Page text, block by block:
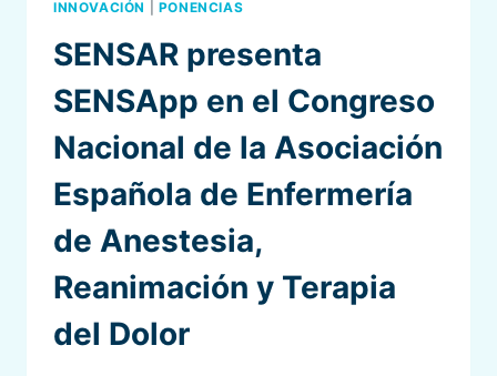
ANIVERSARIO
SENSAR.
29
Y
30
DE
NOVIEMBRE
DE
2019
INNOVACIÓN
PONENCIAS
SENSAR presenta
SENSApp en el Congreso
Nacional de la Asociación
Española de Enfermería
de Anestesia,
Reanimación y Terapia
del Dolor